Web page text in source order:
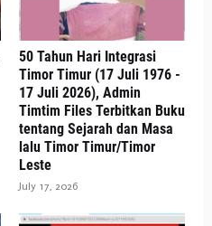
50 Tahun Hari Integrasi
Timor Timur (17 Juli 1976 -
17 Juli 2026), Admin
Timtim Files Terbitkan Buku
tentang Sejarah dan Masa
lalu Timor Timur/Timor
Leste
July 17, 2026